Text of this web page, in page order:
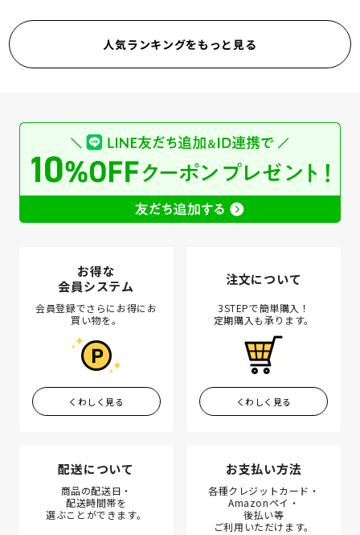
人気ランキングをもっと見る
お得な
会員システム
会員登録でさらにお得にお
買い物を。
くわしく見る
注文について
3STEPで簡単購入！
定期購入も承ります。
くわしく見る
配送について
商品の配送日・
配送時間帯を
選ぶことができます。
お支払い方法
各種クレジットカード・
Amazonペイ・
後払い等
ご利用いただけます。